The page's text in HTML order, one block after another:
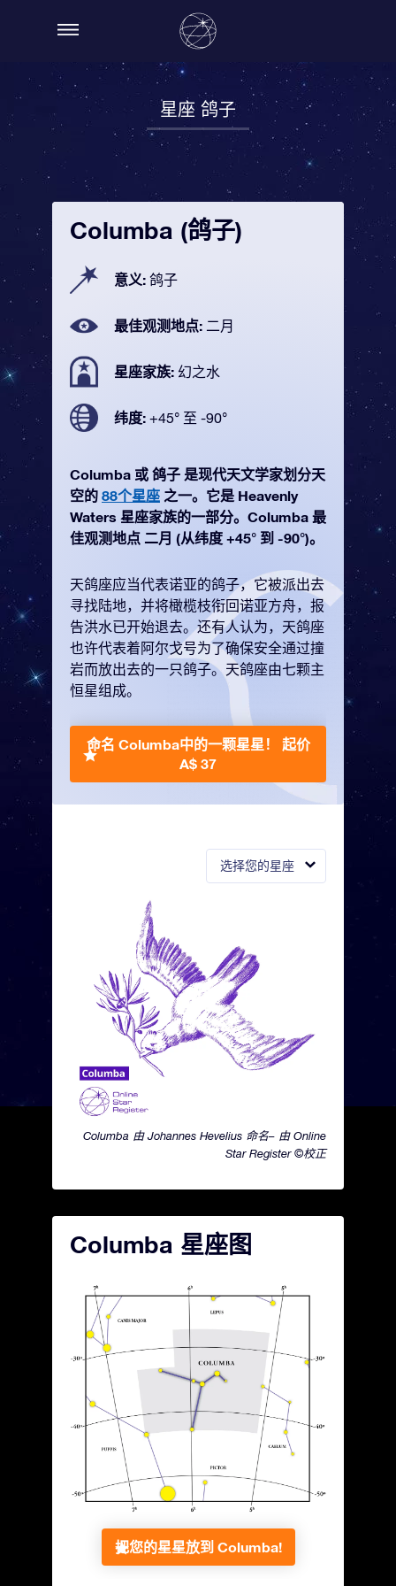
星座 鸽子
选择您的星座
Columba 由 Johannes Hevelius 命名– 由 Online
Star Register ©校正
Columba (鸽子)
意义: 鸽子
最佳观测地点: 二月
星座家族: 幻之水
纬度: +45° 至 -90°
Columba 或 鸽子 是现代天文学家划分天
空的 88个星座 之一。它是 Heavenly
Waters 星座家族的一部分。Columba 最
佳观测地点 二月 (从纬度 +45° 到 -90°)。
天鸽座应当代表诺亚的鸽子，它被派出去
寻找陆地，并将橄榄枝衔回诺亚方舟，报
告洪水已开始退去。还有人认为，天鸽座
也许代表着阿尔戈号为了确保安全通过撞
岩而放出去的一只鸽子。天鸽座由七颗主
恒星组成。
命名 Columba中的一颗星星！ 起价
A$ 37
Columba 星座图
把您的星星放到 Columba!